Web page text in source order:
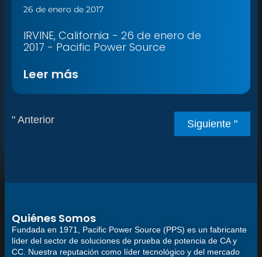
26 de enero de 2017
IRVINE, California - 26 de enero de
2017 - Pacific Power Source
Leer más
" Anterior Siguiente "
Quiénes Somos
Fundada en 1971, Pacific Power Source (PPS) es un fabricante
líder del sector de soluciones de prueba de potencia de CA y
CC. Nuestra reputación como líder tecnológico y del mercado